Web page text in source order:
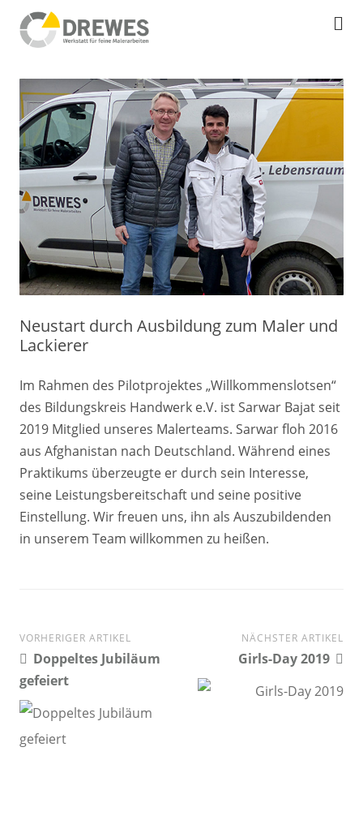
Maler Drewes
Werkstatt für feine Malerarbeit
Neustart durch Ausbildung zum Maler und
Lackierer
Im Rahmen des Pilotprojektes „Willkommenslotsen“
des Bildungskreis Handwerk e.V. ist Sarwar Bajat seit
2019 Mitglied unseres Malerteams. Sarwar floh 2016
aus Afghanistan nach Deutschland. Während eines
Praktikums überzeugte er durch sein Interesse,
seine Leistungsbereitschaft und seine positive
Einstellung. Wir freuen uns, ihn als Auszubildenden
in unserem Team willkommen zu heißen.
Post
navigation
VORHERIGER ARTIKEL
Doppeltes Jubiläum
gefeiert
NÄCHSTER ARTIKEL
Girls-Day 2019